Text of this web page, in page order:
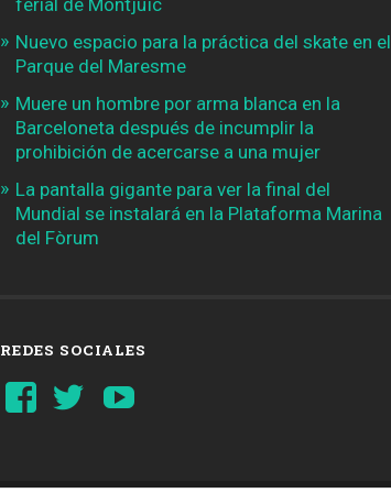
Nuevo espacio para la práctica del skate en el
Parque del Maresme
Muere un hombre por arma blanca en la
Barceloneta después de incumplir la
prohibición de acercarse a una mujer
La pantalla gigante para ver la final del
Mundial se instalará en la Plataforma Marina
del Fòrum
REDES SOCIALES
Ver
perfil
Ver
perfil